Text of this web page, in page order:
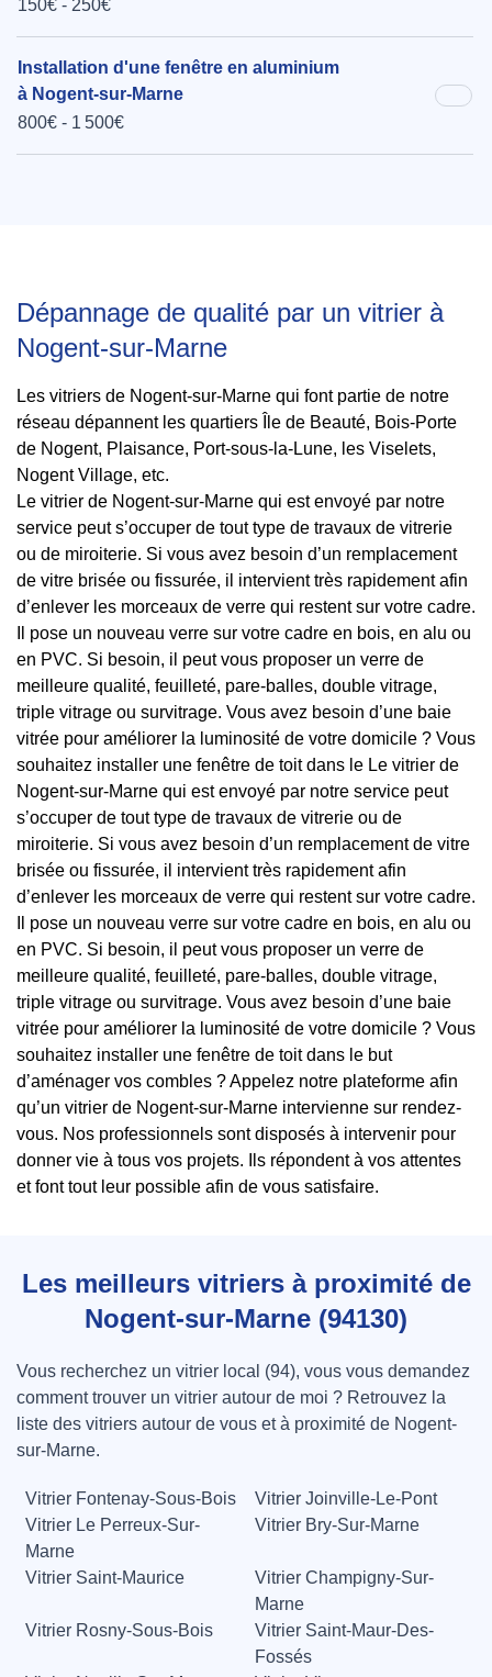
150€ - 250€
Installation d'une fenêtre en aluminium
à Nogent-sur-Marne
800€ - 1 500€
Dépannage de qualité par un vitrier à
Nogent-sur-Marne
Les vitriers de Nogent-sur-Marne qui font partie de notre
réseau dépannent les quartiers Île de Beauté, Bois-Porte
de Nogent, Plaisance, Port-sous-la-Lune, les Viselets,
Nogent Village, etc.
Le vitrier de Nogent-sur-Marne qui est envoyé par notre
service peut s’occuper de tout type de travaux de vitrerie
ou de miroiterie. Si vous avez besoin d’un remplacement
de vitre brisée ou fissurée, il intervient très rapidement afin
d’enlever les morceaux de verre qui restent sur votre cadre.
Il pose un nouveau verre sur votre cadre en bois, en alu ou
en PVC. Si besoin, il peut vous proposer un verre de
meilleure qualité, feuilleté, pare-balles, double vitrage,
triple vitrage ou survitrage. Vous avez besoin d’une baie
vitrée pour améliorer la luminosité de votre domicile ? Vous
souhaitez installer une fenêtre de toit dans le Le vitrier de
Nogent-sur-Marne qui est envoyé par notre service peut
s’occuper de tout type de travaux de vitrerie ou de
miroiterie. Si vous avez besoin d’un remplacement de vitre
brisée ou fissurée, il intervient très rapidement afin
d’enlever les morceaux de verre qui restent sur votre cadre.
Il pose un nouveau verre sur votre cadre en bois, en alu ou
en PVC. Si besoin, il peut vous proposer un verre de
meilleure qualité, feuilleté, pare-balles, double vitrage,
triple vitrage ou survitrage. Vous avez besoin d’une baie
vitrée pour améliorer la luminosité de votre domicile ? Vous
souhaitez installer une fenêtre de toit dans le but
d’aménager vos combles ? Appelez notre plateforme afin
qu’un vitrier de Nogent-sur-Marne intervienne sur rendez-
vous. Nos professionnels sont disposés à intervenir pour
donner vie à tous vos projets. Ils répondent à vos attentes
et font tout leur possible afin de vous satisfaire.
Les meilleurs vitriers à proximité de
Nogent-sur-Marne (94130)
Vous recherchez un vitrier local (94), vous vous demandez
comment trouver un vitrier autour de moi ? Retrouvez la
liste des vitriers autour de vous et à proximité de Nogent-
sur-Marne.
Vitrier Fontenay-Sous-Bois
Vitrier Joinville-Le-Pont
Vitrier Le Perreux-Sur-
Marne
Vitrier Bry-Sur-Marne
Vitrier Saint-Maurice
Vitrier Champigny-Sur-
Marne
Vitrier Rosny-Sous-Bois
Vitrier Saint-Maur-Des-
Fossés